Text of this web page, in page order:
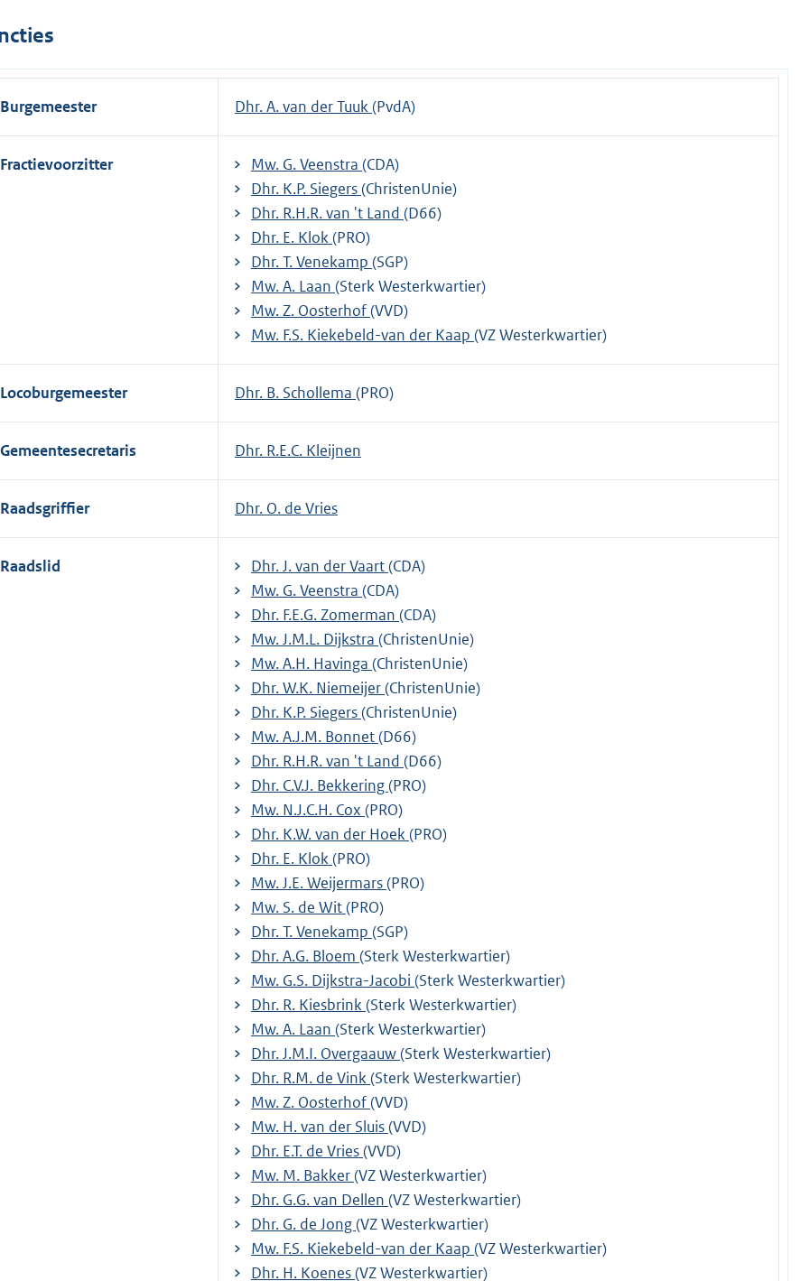
Burgemeester Dhr. A. van der Tuuk(PvdA)
Fractievoorzitter Mw. G. Veenstra (CDA)
Dhr. K.P. Siegers(ChristenUnie)
Dhr. R.H.R. van 't Land (D66)
Dhr. E. Klok(PRO)
Dhr. T. Venekamp (SGP)
Mw. A. Laan (Sterk Westerkwartier)
Mw. Z. Oosterhof(VVD)
Mw. F.S. Kiekebeld-van der Kaap (VZ Westerkwartier)
Locoburgemeester Dhr. B. Schollema (PRO)
Gemeentesecretaris Dhr. R.E.C. Kleijnen
Raadsgriffier Dhr. O. de Vries
Raadslid Dhr. J. van der Vaart(CDA)
Mw. G. Veenstra (CDA)
Dhr. F.E.G. Zomerman (CDA)
Mw. J.M.L. Dijkstra (ChristenUnie)
Mw. A.H. Havinga (ChristenUnie)
Dhr. W.K. Niemeijer(ChristenUnie)
Dhr. K.P. Siegers(ChristenUnie)
Mw. A.J.M. Bonnet(D66)
Dhr. R.H.R. van 't Land (D66)
Dhr. C.V.J. Bekkering(PRO)
Mw. N.J.C.H. Cox (PRO)
Dhr. K.W. van der Hoek(PRO)
Dhr. E. Klok(PRO)
Mw. J.E. Weijermars(PRO)
Mw. S. de Wit(PRO)
Dhr. T. Venekamp (SGP)
Dhr. A.G. Bloem (Sterk Westerkwartier)
Mw. G.S. Dijkstra-Jacobi (Sterk Westerkwartier)
Dhr. R. Kiesbrink(Sterk Westerkwartier)
Mw. A. Laan (Sterk Westerkwartier)
Dhr. J.M.I. Overgaauw(Sterk Westerkwartier)
Dhr. R.M. de Vink(Sterk Westerkwartier)
Mw. Z. Oosterhof(VVD)
Mw. H. van der Sluis(VVD)
Dhr. E.T. de Vries(VVD)
Mw. M. Bakker(VZ Westerkwartier)
Dhr. G.G. van Dellen (VZ Westerkwartier)
Dhr. G. de Jong(VZ Westerkwartier)
Mw. F.S. Kiekebeld-van der Kaap (VZ Westerkwartier)
Dhr. H. Koenes(VZ Westerkwartier)